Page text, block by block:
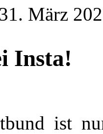
März
Insta!
ist